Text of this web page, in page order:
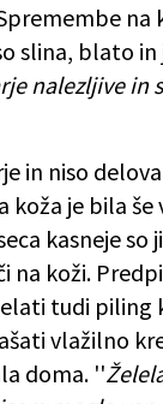
na
slina, blato in
nalezljive in
in niso
je bila
kasneje
koži.
tudi piling
vlažilno
doma. ''